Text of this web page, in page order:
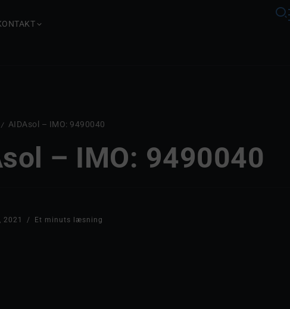
/ AIDAsol – IMO: 9490040
– IMO: 9490040
2021 Et minuts læsning